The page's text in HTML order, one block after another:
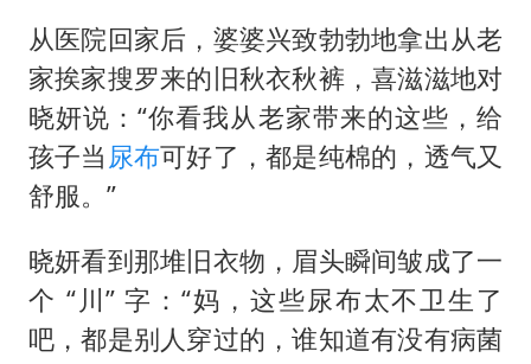
从医院回家后，婆婆兴致勃勃地拿出从老
家挨家搜罗来的旧秋衣秋裤，喜滋滋地对
晓妍说：“你看我从老家带来的这些，给
孩子当 尿布可好了，都是纯棉的，透气又
舒服。”
晓妍看到那堆旧衣物，眉头瞬间皱成了一
个 “川” 字：“妈，这些尿布太不卫生了
吧，都是别人穿过的，谁知道有没有病菌